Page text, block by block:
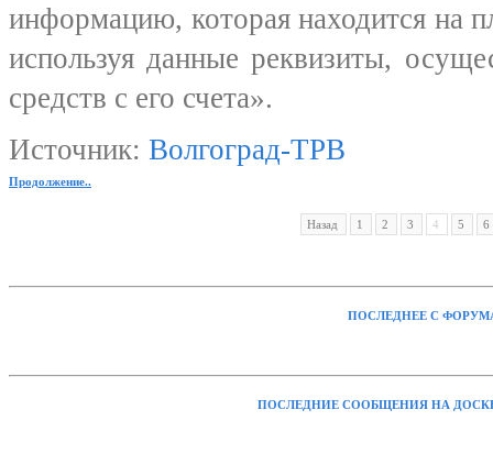
информацию, которая находится на
используя данные реквизиты,
средств с его счета».
Источник: Волгоград-ТРВ
Продолжение..
Назад 1 2 3 4 5 6
ПОСЛЕДНЕЕ С
ПОСЛЕДНИЕ СООБЩЕНИЯ НА